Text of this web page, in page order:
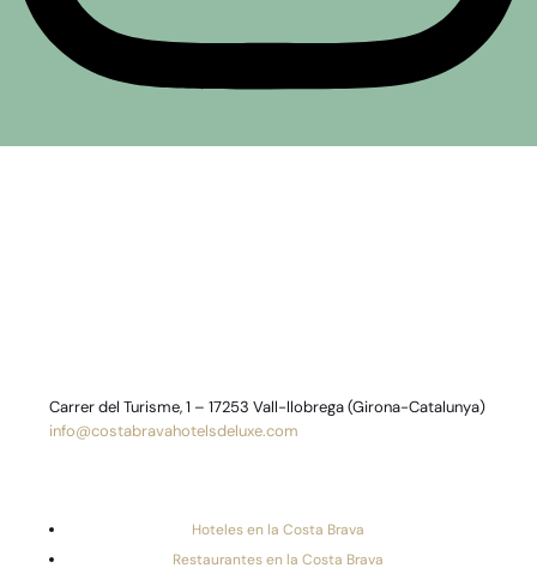
Carrer del Turisme, 1 – 17253 Vall-llobrega (Girona-Catalunya)
info@costabravahotelsdeluxe.com
Hoteles en la Costa Brava
Restaurantes en la Costa Brava